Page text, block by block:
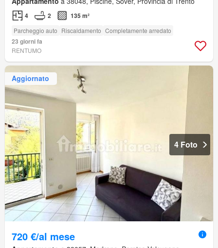
4 2 135 m²
Parcheggio auto Riscaldamento Completamente arredato
23 giorni fa
RENTUMO
Aggiornato
4 Foto
720 €/al mese